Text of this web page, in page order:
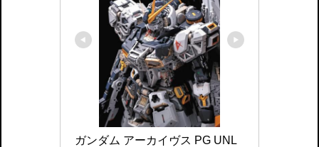
ガンダム アーカイヴス PG UNL